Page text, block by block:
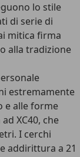
lo stile
di serie di
mitica firma
alla tradizione
estremamente
e alle forme
XC40, che
I cerchi
addirittura a 21